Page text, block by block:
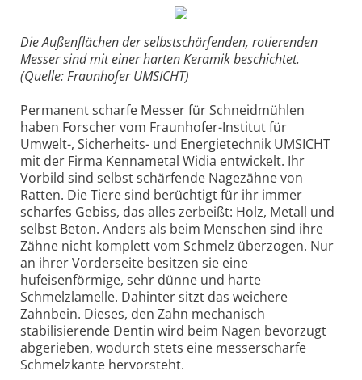
Die Außenflächen der selbstschärfenden, rotierenden
Messer sind mit einer harten Keramik beschichtet.
(Quelle: Fraunhofer UMSICHT)
Permanent scharfe Messer für Schneidmühlen
haben Forscher vom Fraunhofer-Institut für
Umwelt-, Sicherheits- und Energietechnik UMSICHT
mit der Firma Kennametal Widia entwickelt. Ihr
Vorbild sind selbst schärfende Nagezähne von
Ratten. Die Tiere sind berüchtigt für ihr immer
scharfes Gebiss, das alles zerbeißt: Holz, Metall und
selbst Beton. Anders als beim Menschen sind ihre
Zähne nicht komplett vom Schmelz überzogen. Nur
an ihrer Vorderseite besitzen sie eine
hufeisenförmige, sehr dünne und harte
Schmelzlamelle. Dahinter sitzt das weichere
Zahnbein. Dieses, den Zahn mechanisch
stabilisierende Dentin wird beim Nagen bevorzugt
abgerieben, wodurch stets eine messerscharfe
Schmelzkante hervorsteht.